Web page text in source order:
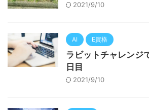
2021/9/10
AI E資格
ラビットチャレン
日目
2021/9/10